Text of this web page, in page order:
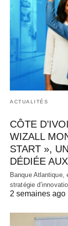
ACTUALITÉS
CÔTE
WIZALL
START »,
DÉDIÉE
Banque
stratégie
2 semaines ago